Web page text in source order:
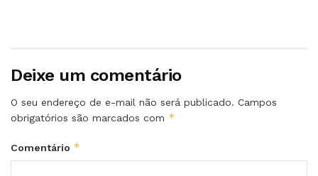
Deixe um comentário
O seu endereço de e-mail não será publicado. Campos
obrigatórios são marcados com *
Comentário *